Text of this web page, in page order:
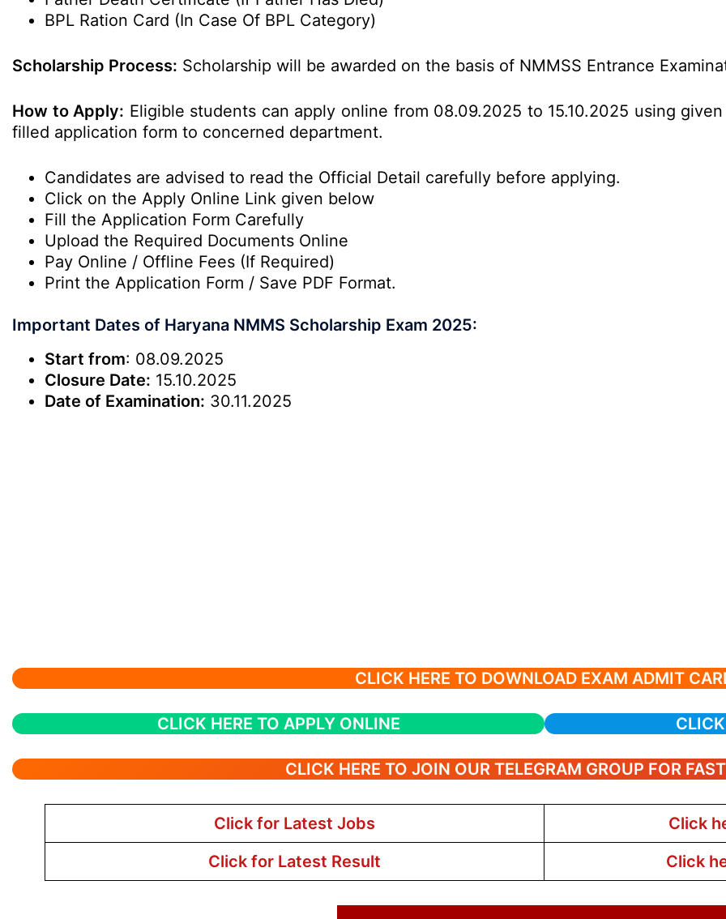
BPL Ration Card (In Case Of BPL Category)
Scholarship Process: Scholarship will be awarded on the basis of NMMSS Entrance
How to Apply: Eligible students can apply online from 08.09.2025 to 15.10.2025 using
filled application form to concerned department.
Candidates are advised to read the Official Detail carefully before applying.
Click on the Apply Online Link given below
Fill the Application Form Carefully
Upload the Required Documents Online
Pay Online / Offline Fees (If Required)
Print the Application Form / Save PDF Format.
Important Dates of Haryana NMMS Scholarship Exam 2025:
Start from: 08.09.2025
Closure Date: 15.10.2025
Date of Examination: 30.11.2025
CLICK HERE TO DOWNLOAD EXAM ADMIT
CLICK HERE TO APPLY ONLINE
CLICK HERE TO JOIN OUR TELEGRAM GROUP FOR
Click for Latest Jobs
Click
Click for Latest Result
Click